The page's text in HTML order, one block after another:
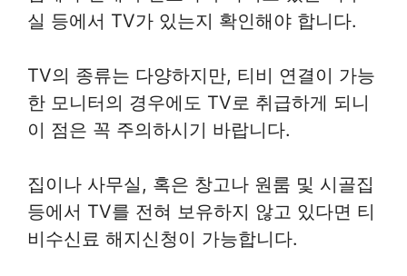
실 등에서 TV가 있는지 확인해야 합니다.
TV의 종류는 다양하지만, 티비 연결이 가능
한 모니터의 경우에도 TV로 취급하게 되니
이 점은 꼭 주의하시기 바랍니다.
집이나 사무실, 혹은 창고나 원룸 및 시골집
등에서 TV를 전혀 보유하지 않고 있다면 티
비수신료 해지신청이 가능합니다.